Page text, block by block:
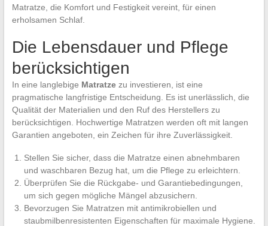
Matratze, die Komfort und Festigkeit vereint, für einen
erholsamen Schlaf.
Die Lebensdauer und Pflege
berücksichtigen
In eine langlebige Matratzezu investieren, ist eine
pragmatische langfristige Entscheidung. Es ist unerlässlich, die
Qualität der Materialien und den Ruf des Herstellers zu
berücksichtigen. Hochwertige Matratzen werden oft mit langen
Garantien angeboten, ein Zeichen für ihre Zuverlässigkeit.
Stellen Sie sicher, dass die Matratze einen abnehmbaren
und waschbaren Bezug hat, um die Pflege zu erleichtern.
Überprüfen Sie die Rückgabe- und Garantiebedingungen,
um sich gegen mögliche Mängel abzusichern.
Bevorzugen Sie Matratzen mit antimikrobiellen und
staubmilbenresistenten Eigenschaften für maximale Hygiene.